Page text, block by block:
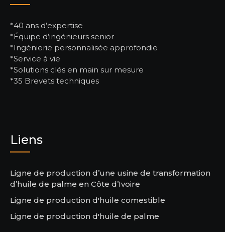
*40 ans d’expertise
*Équipe d’ingénieurs senior
*Ingénierie personnalisée approfondie
*Service à vie
*Solutions clés en main sur mesure
*35 Brevets techniques
Liens
Ligne de production d’une usine de transformation
d’huile de palme en Côte d’Ivoire
Ligne de production d'huile comestible
Ligne de production d'huile de palme